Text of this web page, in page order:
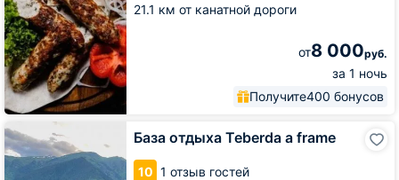
21.1 км от канатной дороги
от8 000руб.
за 1 ночь
Получите400 бонусов
База отдыха Teberda a frame
10 1 отзыв гостей
База
отдыха
Teberda